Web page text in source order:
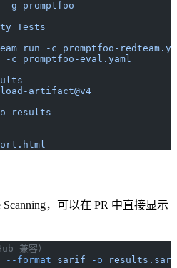
g promptfoo
Tests
run -c promptfoo-
-c promptfoo-eval.yaml
artifact@v4
results
，可以在 PR 中直接显示
兼容）
--format sarif -o